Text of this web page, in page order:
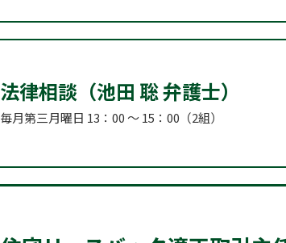
法律相談（池田 聡 弁護士）
毎月第三月曜日 13：00 ～ 15：00（2組）